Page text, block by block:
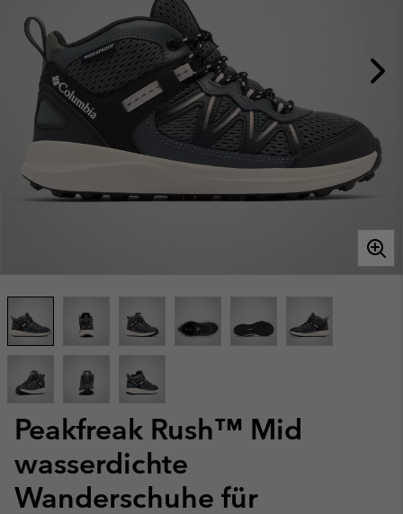
Peakfreak Rush™ Mid
wasserdichte
Wanderschuhe für